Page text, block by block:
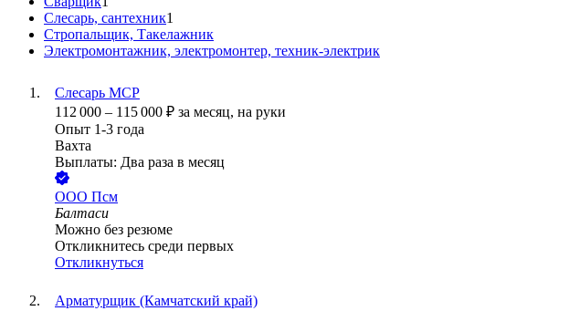
Слесарь, сантехник1
Стропальщик, Такелажник
Электромонтажник, электромонтер, техник-электрик
Слесарь МСР
112 000 – 115 000 ₽ за месяц, на руки
Опыт 1-3 года
Вахта
Выплаты: Два раза в месяц
ООО Псм
Балтаси
Можно без резюме
Откликнитесь среди первых
Откликнуться
Арматурщик (Камчатский край)